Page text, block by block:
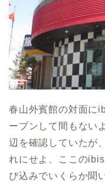
春山外賓館の対面に
ープンして間もない
辺を確認していたが
れにせよ、ここの
び込みでいくらか聞